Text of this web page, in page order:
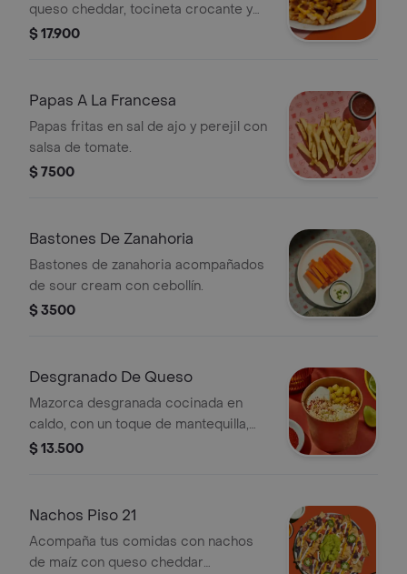
queso cheddar, tocineta crocante y
cebollín.
$ 17.900
Papas A La Francesa
Papas fritas en sal de ajo y perejil con
salsa de tomate.
$ 7500
Bastones De Zanahoria
Bastones de zanahoria acompañados
de sour cream con cebollín.
$ 3500
Desgranado De Queso
Mazorca desgranada cocinada en
caldo, con un toque de mantequilla,
mayonesa y queso fresco.
$ 13.500
Nachos Piso 21
Acompaña tus comidas con nachos
de maíz con queso cheddar